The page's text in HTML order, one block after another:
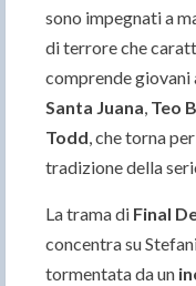
sono impegnati a
di terrore che
comprende
Santa Juana, Teo
Todd, che torna
tradizione della
La trama di Final
concentra su
tormentata da un